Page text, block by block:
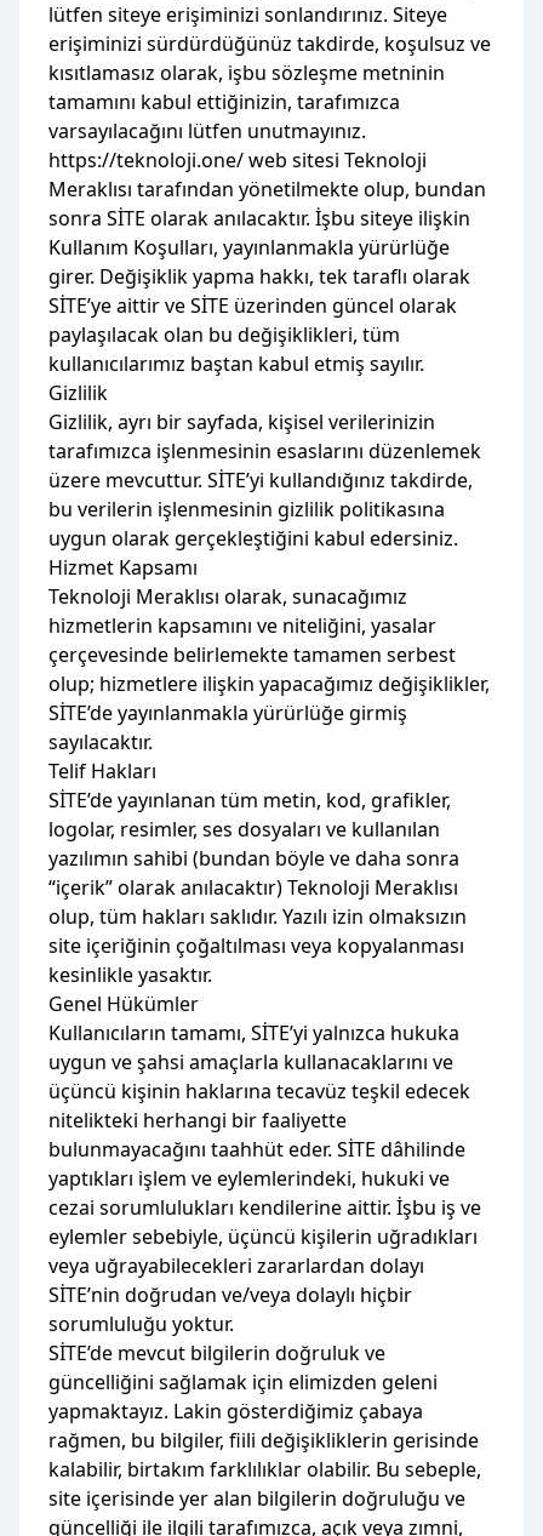
lütfen siteye erişiminizi sonlandırınız. Siteye
erişiminizi sürdürdüğünüz takdirde, koşulsuz ve
kısıtlamasız olarak, işbu sözleşme metninin
tamamını kabul ettiğinizin, tarafımızca
varsayılacağını lütfen unutmayınız.
https://teknoloji.one/ web sitesi Teknoloji
Meraklısı tarafından yönetilmekte olup, bundan
sonra SİTE olarak anılacaktır. İşbu siteye ilişkin
Kullanım Koşulları, yayınlanmakla yürürlüğe
girer. Değişiklik yapma hakkı, tek taraflı olarak
SİTE’ye aittir ve SİTE üzerinden güncel olarak
paylaşılacak olan bu değişiklikleri, tüm
kullanıcılarımız baştan kabul etmiş sayılır.
Gizlilik
Gizlilik, ayrı bir sayfada, kişisel verilerinizin
tarafımızca işlenmesinin esaslarını düzenlemek
üzere mevcuttur. SİTE’yi kullandığınız takdirde,
bu verilerin işlenmesinin gizlilik politikasına
uygun olarak gerçekleştiğini kabul edersiniz.
Hizmet Kapsamı
Teknoloji Meraklısı olarak, sunacağımız
hizmetlerin kapsamını ve niteliğini, yasalar
çerçevesinde belirlemekte tamamen serbest
olup; hizmetlere ilişkin yapacağımız değişiklikler,
SİTE’de yayınlanmakla yürürlüğe girmiş
sayılacaktır.
Telif Hakları
SİTE’de yayınlanan tüm metin, kod, grafikler,
logolar, resimler, ses dosyaları ve kullanılan
yazılımın sahibi (bundan böyle ve daha sonra
“içerik” olarak anılacaktır) Teknoloji Meraklısı
olup, tüm hakları saklıdır. Yazılı izin olmaksızın
site içeriğinin çoğaltılması veya kopyalanması
kesinlikle yasaktır.
Genel Hükümler
Kullanıcıların tamamı, SİTE’yi yalnızca hukuka
uygun ve şahsi amaçlarla kullanacaklarını ve
üçüncü kişinin haklarına tecavüz teşkil edecek
nitelikteki herhangi bir faaliyette
bulunmayacağını taahhüt eder. SİTE dâhilinde
yaptıkları işlem ve eylemlerindeki, hukuki ve
cezai sorumlulukları kendilerine aittir. İşbu iş ve
eylemler sebebiyle, üçüncü kişilerin uğradıkları
veya uğrayabilecekleri zararlardan dolayı
SİTE’nin doğrudan ve/veya dolaylı hiçbir
sorumluluğu yoktur.
SİTE’de mevcut bilgilerin doğruluk ve
güncelliğini sağlamak için elimizden geleni
yapmaktayız. Lakin gösterdiğimiz çabaya
rağmen, bu bilgiler, fiili değişikliklerin gerisinde
kalabilir, birtakım farklılıklar olabilir. Bu sebeple,
site içerisinde yer alan bilgilerin doğruluğu ve
güncelliği ile ilgili tarafımızca, açık veya zımni,